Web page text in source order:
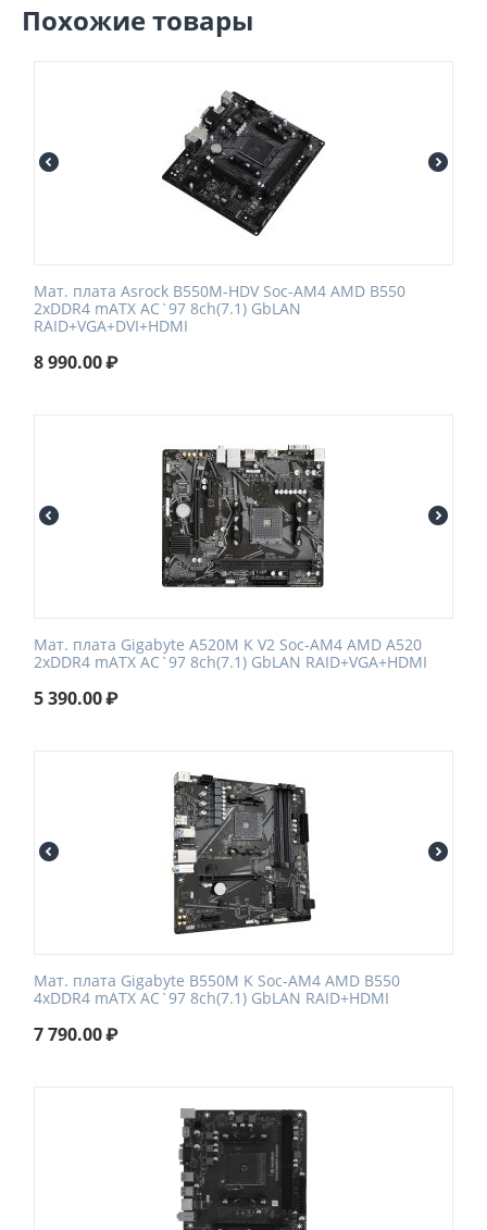
Похожие товары
Мат. плата Asrock B550M-HDV Soc-AM4 AMD B550
2xDDR4 mATX AC`97 8ch(7.1) GbLAN
RAID+VGA+DVI+HDMI
8 990.00₽
Мат. плата Gigabyte A520M K V2 Soc-AM4 AMD A520
2xDDR4 mATX AC`97 8ch(7.1) GbLAN RAID+VGA+HDMI
5 390.00₽
Мат. плата Gigabyte B550M K Soc-AM4 AMD B550
4xDDR4 mATX AC`97 8ch(7.1) GbLAN RAID+HDMI
7 790.00₽